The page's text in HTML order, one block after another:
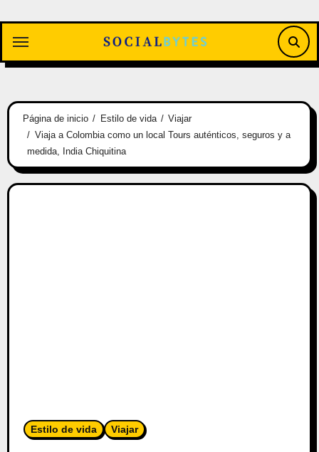
contenido
Página de inicio Estilo de vida
Viajar
Viaja a Colombia como un local Tours auténticos, seguros y a
medida, India Chiquitina
Estilo de vida Viajar